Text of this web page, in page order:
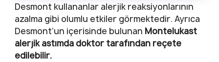
Desmont kullananlar alerjik reaksiyonlarının
azalma gibi olumlu etkiler görmektedir. Ayrıca
Desmont’un içerisinde bulunan Montelukast
alerjik astımda doktor tarafından reçete
edilebilir.